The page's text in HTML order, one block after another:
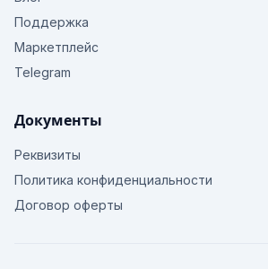
Поддержка
Маркетплейс
Telegram
Документы
Реквизиты
Политика конфиденциальности
Договор оферты